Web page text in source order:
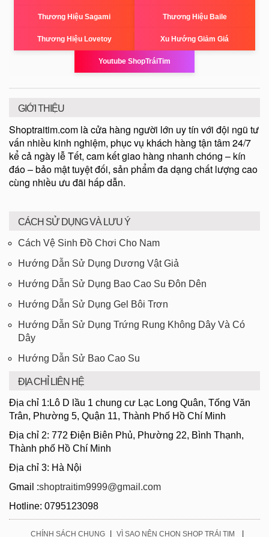
Thương Hiệu Sagami Thương Hiệu Baile
Thương Hiệu Lovetoy Xu Hướng Giảm Giá
Youtube ShopTráiTim
GIỚI THIỆU
Shoptraitim.com là cửa hàng người lớn uy tín với đội ngũ tư
vấn nhiều kinh nghiệm, phục vụ khách hàng tận tâm 24/7
kể cả ngày lễ Tết, cam kết giao hàng nhanh chóng – kín
đáo – bảo mật tuyệt đối, sản phẩm đa dạng chất lượng cao
cùng nhiều ưu đãi hấp dẫn.
CÁCH SỬ DỤNG VÀ LƯU Ý
Cách Vệ Sinh Đồ Chơi Cho Nam
Hướng Dẫn Sử Dụng Dương Vật Giả
Hướng Dẫn Sử Dụng Bao Cao Su Đôn Dên
Hướng Dẫn Sử Dụng Gel Bôi Trơn
Hướng Dẫn Sử Dụng Trứng Rung Không Dây Và Có
Dây
Hướng Dẫn Sử Bao Cao Su
ĐỊA CHỈ LIÊN HỆ
Địa chỉ 1:Lô D lầu 1 chung cư Lạc Long Quân, Tống Văn
Trân, Phường 5, Quận 11, Thành Phố Hồ Chí Minh
Địa chỉ 2: 772 Điện Biên Phủ, Phường 22, Bình Thạnh,
Thành phố Hồ Chí Minh
Địa chỉ 3: Hà Nội
Gmail :shoptraitim9999@gmail.com
Hotline: 0795123098
CHÍNH SÁCH CHUNG | VÌ SAO NÊN CHỌN SHOP TRÁI TIM |